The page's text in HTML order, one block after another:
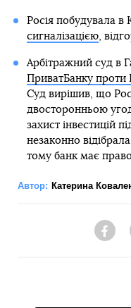
Росія побудувала в
сигналізацією,
Арбітражний суд в
ПриватБанку проти
Суд вирішив, що
двосторонньою
захист інвестицій
незаконно
тому банк має
Автор: Катерина